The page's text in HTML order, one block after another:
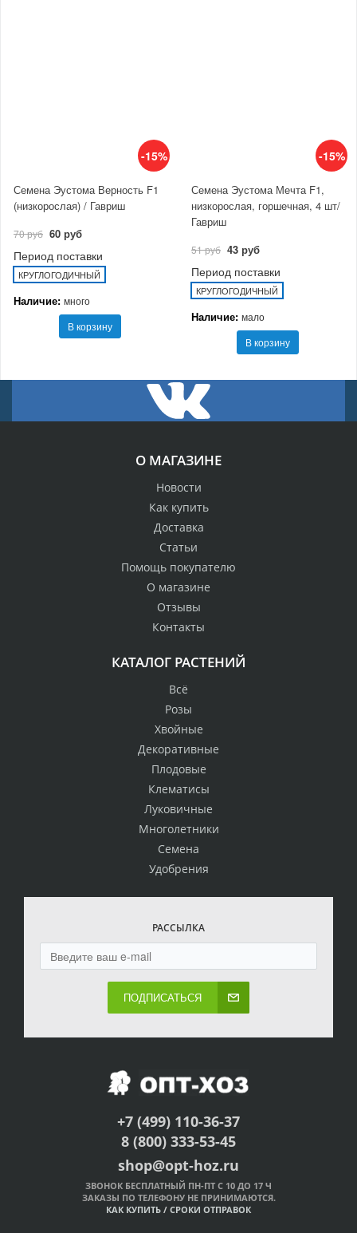
-15%
Семена Эустома Верность F1
(низкорослая) / Гавриш
70 руб 60 руб
Период поставки
КРУГЛОГОДИЧНЫЙ
Наличие: много
В корзину
-15%
Семена Эустома Мечта F1,
низкорослая, горшечная, 4 шт/
Гавриш
51 руб 43 руб
Период поставки
КРУГЛОГОДИЧНЫЙ
Наличие: мало
В корзину
О МАГАЗИНЕ
Новости
Как купить
Доставка
Статьи
Помощь покупателю
О магазине
Отзывы
Контакты
КАТАЛОГ РАСТЕНИЙ
Всё
Розы
Хвойные
Декоративные
Плодовые
Клематисы
Луковичные
Многолетники
Семена
Удобрения
РАССЫЛКА
ПОДПИСАТЬСЯ
+7 (499) 110-36-37
8 (800) 333-53-45
shop@opt-hoz.ru
ЗВОНОК БЕСПЛАТНЫЙ ПН-ПТ С 10 ДО 17 Ч
ЗАКАЗЫ ПО ТЕЛЕФОНУ НЕ ПРИНИМАЮТСЯ.
КАК КУПИТЬ / СРОКИ ОТПРАВОК